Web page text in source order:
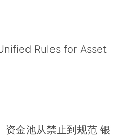
Rules for Asset
资金池从禁止到规范 银